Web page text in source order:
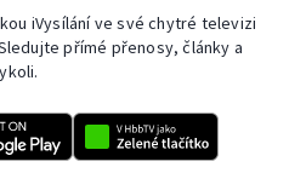
iVysílání ve své chytré televizi
přímé přenosy, články a